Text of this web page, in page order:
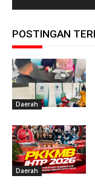
POSTINGAN
Daerah
Daerah